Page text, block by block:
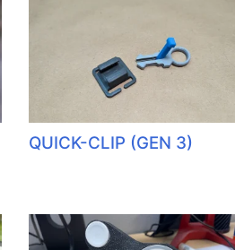
QUICK-CLIP (GEN 3)